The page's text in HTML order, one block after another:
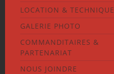
LOCATION & TECHNIQUE
GALERIE PHOTO
COMMANDITAIRES &
PARTENARIAT
NOUS JOINDRE